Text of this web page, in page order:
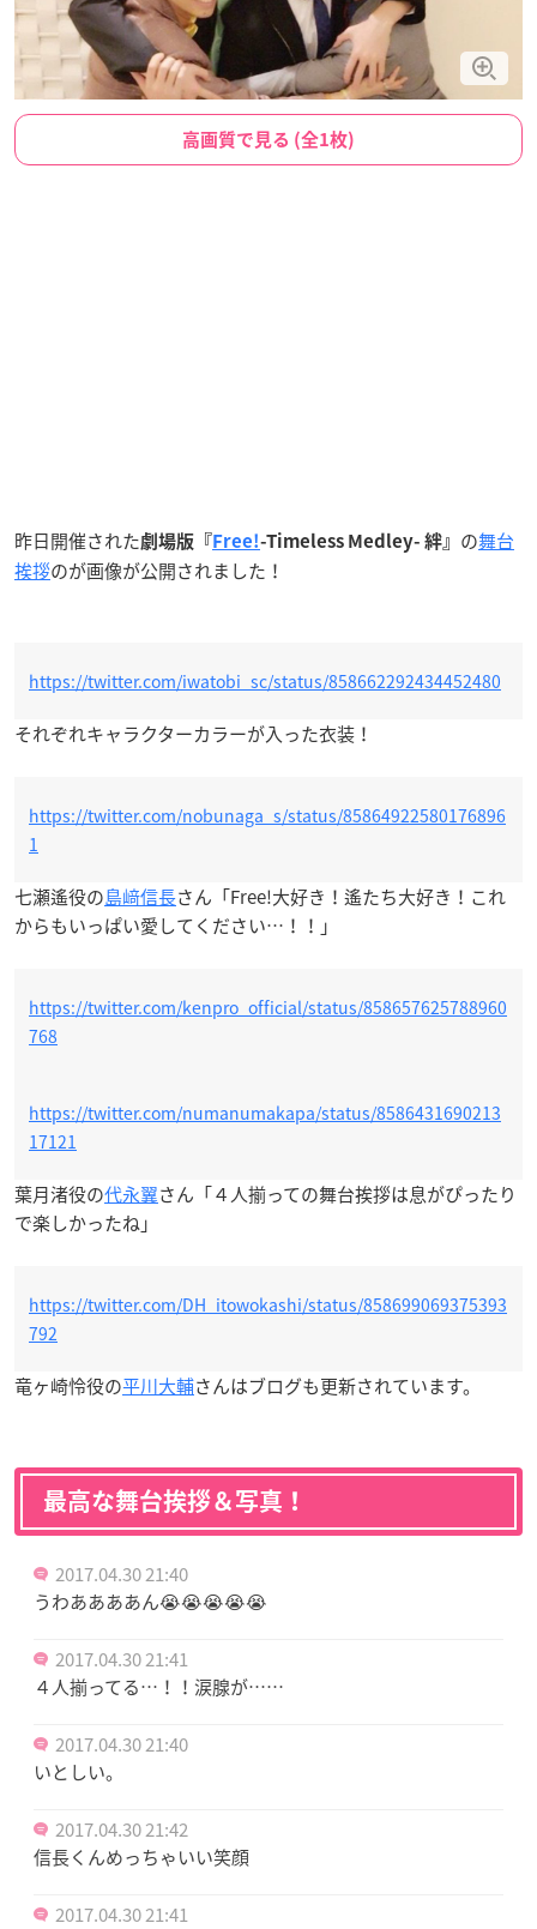
高画質で見る (全1枚)
昨日開催された劇場版『Free!-Timeless Medley- 絆』 の舞台
挨拶のが画像が公開されました！
https://twitter.com/iwatobi_sc/status/858662292434452480
それぞれキャラクターカラーが入った衣装！
https://twitter.com/nobunaga_s/status/85864922580176896
1
七瀬遙役の島﨑信長さん「Free!大好き！遙たち大好き！これ
からもいっぱい愛してください…！！」
https://twitter.com/kenpro_official/status/858657625788960
768
https://twitter.com/numanumakapa/status/8586431690213
17121
葉月渚役の代永翼さん「４人揃っての舞台挨拶は息がぴったり
で楽しかったね」
https://twitter.com/DH_itowokashi/status/858699069375393
792
竜ヶ崎怜役の平川大輔さんはブログも更新されています。
最高な舞台挨拶＆写真！
2017.04.30 21:40
うわああああん😭😭😭😭😭
2017.04.30 21:41
４人揃ってる…！！涙腺が……
2017.04.30 21:40
いとしい。
2017.04.30 21:42
信長くんめっちゃいい笑顔
2017.04.30 21:41